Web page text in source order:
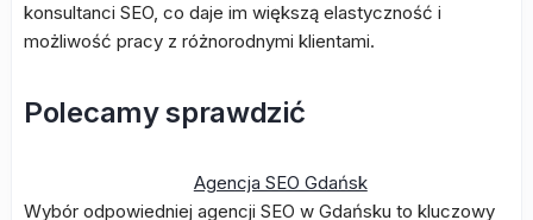
konsultanci SEO, co daje im większą elastyczność i
możliwość pracy z różnorodnymi klientami.
Polecamy sprawdzić
Agencja SEO Gdańsk
Wybór odpowiedniej agencji SEO w Gdańsku to kluczowy